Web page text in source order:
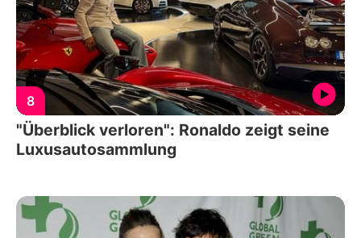
8
"Überblick verloren": Ronaldo zeigt seine
Luxusautosammlung